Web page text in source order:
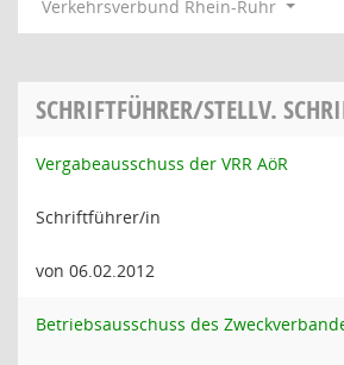
Verkehrsverbund Rhein-Ruhr
SCHRIFTFÜHRER/STELLV.
Vergabeausschuss der VRR AöR
Schriftführer/in
von 06.02.2012
Betriebsausschuss des